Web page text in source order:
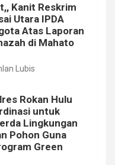
Kanit Reskrim
Utara IPDA
Atas Laporan
di Mahato
Lubis
Rokan Hulu
untuk
Lingkungan
Pohon Guna
Green